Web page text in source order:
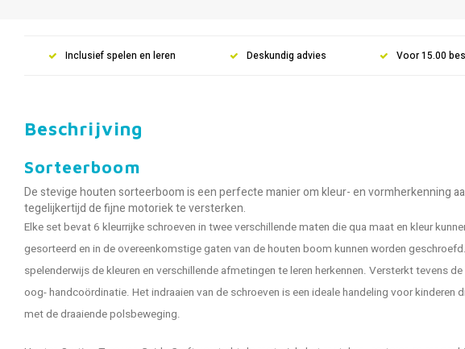
Inclusief spelen en leren Deskundig advies Voor 15.00
Beschrijving
Sorteerboom
De stevige houten sorteerboom is een perfecte manier om kleur- en vormherkenning
tegelijkertijd de fijne motoriek te versterken.
Elke set bevat 6 kleurrijke schroeven in twee verschillende maten die qua maat en kleur
gesorteerd en in de overeenkomstige gaten van de houten boom kunnen worden
spelenderwijs de kleuren en verschillende afmetingen te leren herkennen. Versterkt tevens
oog- handcoördinatie. Het indraaien van de schroeven is een ideale handeling voor kinderen
met de draaiende polsbeweging.